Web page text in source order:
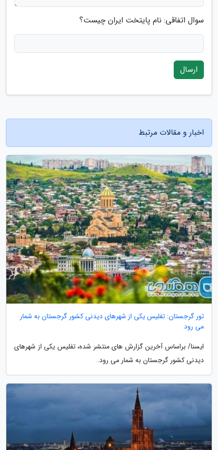
سوال اتفاقی: نام پایتخت ایران چیست؟
ارسال
اخبار و مقالات مرتبط
تور گرجستان: تفلیس یکی از شهرهای دیدنی کشور گرجستان به شمار
می رود
ایسنا/ براساس آخرین گزارش های منتشر شده، تفلیس یکی از شهرهای
دیدنی کشور گرجستان به شمار می رود.